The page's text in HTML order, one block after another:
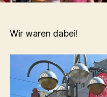
Wir waren dabei!